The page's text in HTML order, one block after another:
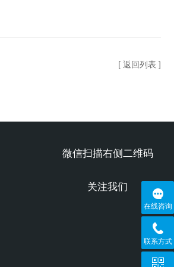
[ 返回列表 ]
微信扫描右侧二维码
关注我们
在线咨询
联系方式